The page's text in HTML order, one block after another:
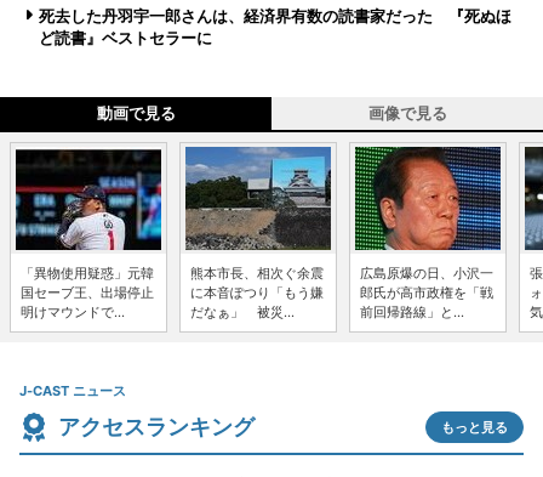
死去した丹羽宇一郎さんは、経済界有数の読書家だった 『死ぬほ
ど読書』ベストセラーに
動画で見る 画像で見る
「異物使用疑惑」元韓
国セーブ王、出場停止
明けマウンドで...
熊本市長、相次ぐ余震
に本音ぽつり「もう嫌
だなぁ」 被災...
広島原爆の日、小沢一
郎氏が高市政権を「戦
前回帰路線」と...
J-CAST ニュース
アクセスランキング もっと見る